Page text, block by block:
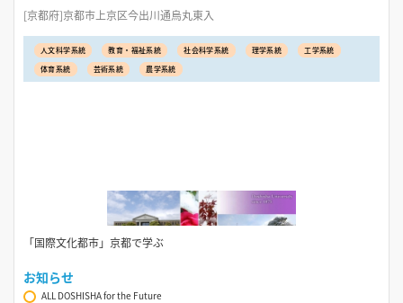
[京都府]京都市上京区今出川通烏丸東入
人文科学系統 教育・福祉系統 社会科学系統 理学系統
工学系統
体育系統
芸術系統 農学系統
「国際文化都市」京都で学ぶ
お知らせ
ALL DOSHISHA for the Future